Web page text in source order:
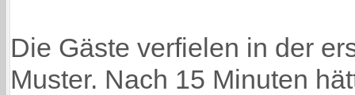
Die Gäste verfielen in der
Muster. Nach 15 Minuten